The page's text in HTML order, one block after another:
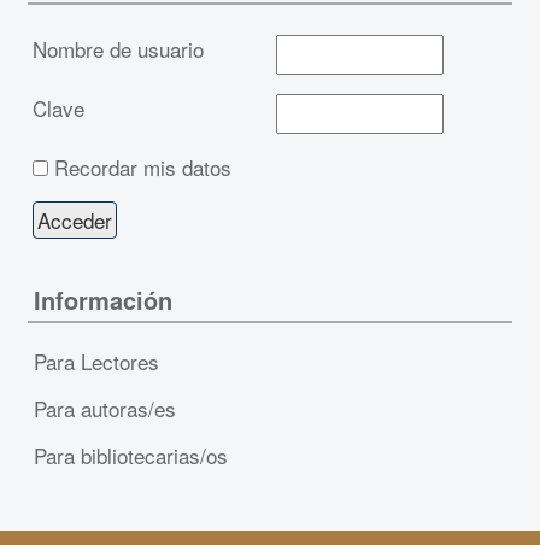
Nombre de usuario
Clave
Recordar mis datos
Información
Para Lectores
Para autoras/es
Para bibliotecarias/os